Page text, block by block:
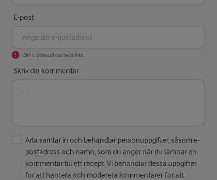
E-post
Din e-postadress syns inte
Skriv din kommentar
Arla samlar in och behandlar personuppgifter, såsom e-
postadress och namn, som du anger när du lämnar en
kommentar till ett recept. Vi behandlar dessa uppgifter
för att hantera och moderera kommentarer för att